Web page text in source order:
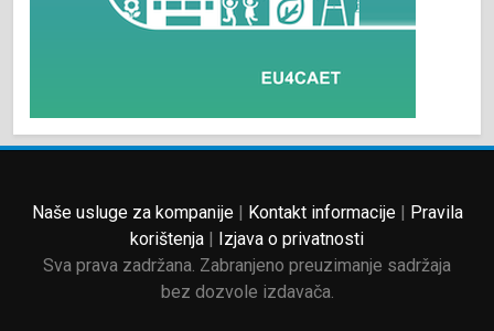
Naše usluge za kompanije| Kontakt informacije|
Pravila
korištenja
Izjava o privatnosti
Sva prava zadržana. Zabranjeno preuzimanje sadržaja
bez dozvole izdavača.